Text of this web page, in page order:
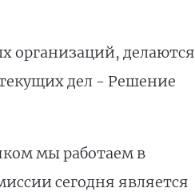
организаций, делаются
дел - Решение
мы работаем в
сегодня является